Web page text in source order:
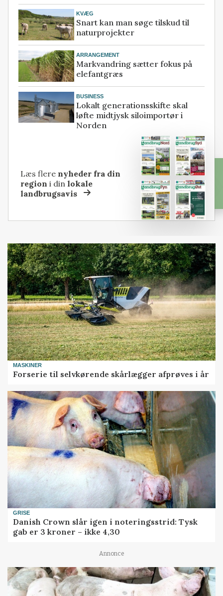
KVÆG
Snart kan man søge tilskud til
naturprojekter
ARRANGEMENT
Markvandring sætter fokus på
elefantgræs
BUSINESS
Lokalt generationsskifte skal
løfte midtjysk siloimportør i
Norden
Læs flere nyheder fra din
region i dinlokale
landbrugsavis
MASKINER
Forserie til selvkørende skårlægger afprøves i år
GRISE
Danish Crown slår igen i noteringsstrid: Tysk
gab er 3 kroner – ikke 4,30
Annonce